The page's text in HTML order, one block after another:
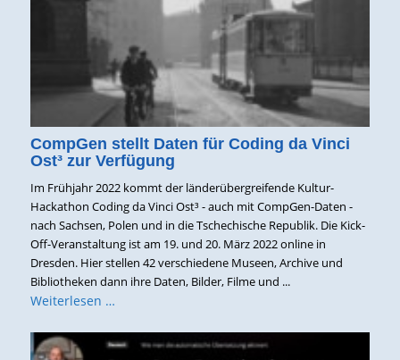
CompGen stellt Daten für Coding da Vinci
Ost³ zur Verfügung
Im Frühjahr 2022 kommt der länderübergreifende Kultur-
Hackathon Coding da Vinci Ost³ - auch mit CompGen-Daten -
nach Sachsen, Polen und in die Tschechische Republik. Die Kick-
Off-Veranstaltung ist am 19. und 20. März 2022 online in
Dresden. Hier stellen 42 verschiedene Museen, Archive und
Bibliotheken dann ihre Daten, Bilder, Filme und ...
Weiterlesen …